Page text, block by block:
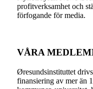
profitverksamhet och
förfogande för media.
VÅRA
Øresundsinstituttet
finansiering av mer än